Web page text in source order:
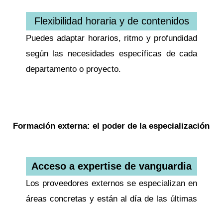
Flexibilidad horaria y de contenidos
Puedes adaptar horarios, ritmo y profundidad
según las necesidades específicas de cada
departamento o proyecto.
Formación externa: el poder de la especialización
Acceso a expertise de vanguardia
Los proveedores externos se especializan en
áreas concretas y están al día de las últimas